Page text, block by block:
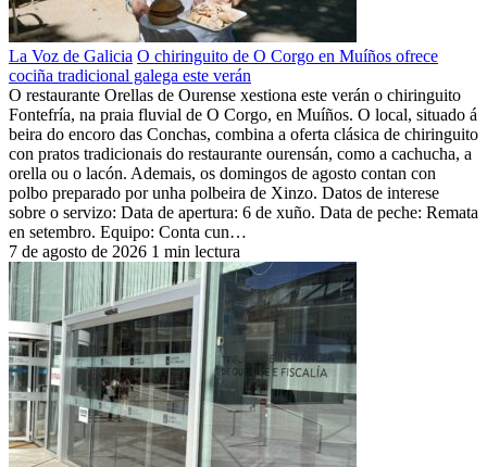
La Voz de Galicia O chiringuito de O Corgo en Muíños ofrece
cociña tradicional galega este verán
O restaurante Orellas de Ourense xestiona este verán o chiringuito
Fontefría, na praia fluvial de O Corgo, en Muíños. O local, situado á
beira do encoro das Conchas, combina a oferta clásica de chiringuito
con pratos tradicionais do restaurante ourensán, como a cachucha, a
orella ou o lacón. Ademais, os domingos de agosto contan con
polbo preparado por unha polbeira de Xinzo. Datos de interese
sobre o servizo: Data de apertura: 6 de xuño. Data de peche: Remata
en setembro. Equipo: Conta cun…
7 de agosto de 2026 1 min lectura